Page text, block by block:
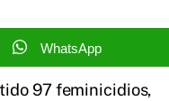
WhatsApp
97 feminicidios,